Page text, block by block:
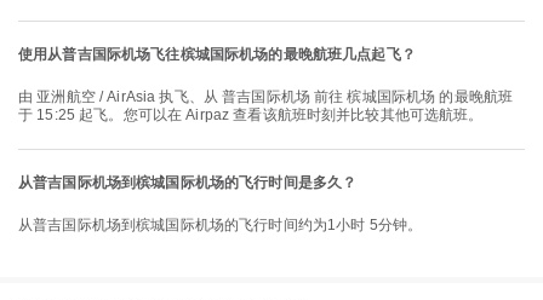
使用从普吉国际机场飞往槟城国际机场的最晚航班几点起飞？
由 亚洲航空 / AirAsia 执飞、从 普吉国际机场 前往 槟城国际机场 的最晚航班
于 15:25 起飞。您可以在 Airpaz 查看该航班时刻并比较其他可选航班。
从普吉国际机场到槟城国际机场的飞行时间是多久？
从普吉国际机场到槟城国际机场的飞行时间约为1小时 5分钟。